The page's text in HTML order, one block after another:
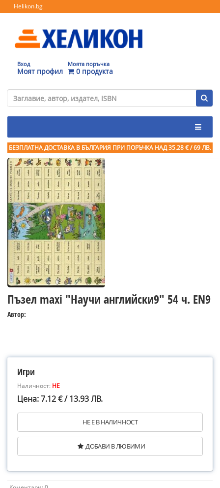
Helikon.bg
Вход
Моят профил
Моята поръчка
0 продукта
БЕЗПЛАТНА ДОСТАВКА В БЪЛГАРИЯ ПРИ ПОРЪЧКА НАД 35.28 € / 69 ЛВ.
Пъзел maxi "Научи английски9" 54 ч. EN9
Автор:
Игри
Наличност: НЕ
Цена: 7.12 € / 13.93 ЛВ.
НЕ Е В НАЛИЧНОСТ
ДОБАВИ В ЛЮБИМИ